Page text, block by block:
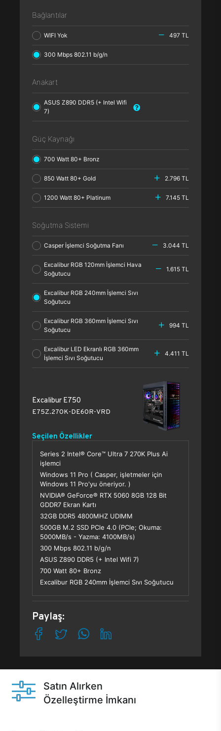
Bağlantılar
WIFI Yok 497 TL
300 Mbps 802.11 b/g/n
Anakart
ASUS Z890 DDR5 (+ Intel Wifi
7)
Güç Kaynağı
700 Watt 80+ Bronz
850 Watt 80+ Gold 2.796 TL
1200 Watt 80+ Platinum 7.145 TL
Soğutma Sistemi
Casper İşlemci Soğutma Fanı 3.044 TL
Excalibur RGB 120mm İşlemci Hava
Soğutucu
1.615 TL
Excalibur RGB 240mm İşlemci Sıvı
Soğutucu
Excalibur RGB 360mm İşlemci Sıvı
Soğutucu
994 TL
Excalibur LED Ekranlı RGB 360mm
İşlemci Sıvı Soğutucu
4.411 TL
Excalibur E750
E75Z.270K-DE60R-VRD
Seçilen Özellikler
Series 2 Intel® Core™ Ultra 7 270K Plus Ai
işlemci
Windows 11 Pro ( Casper, işletmeler için
Windows 11 Pro'yu öneriyor. )
NVIDIA® GeForce® RTX 5060 8GB 128 Bit
GDDR7 Ekran Kartı
32GB DDR5 4800MHZ UDIMM
500GB M.2 SSD PCle 4.0 (PCle; Okuma:
5000MB/s - Yazma: 4100MB/s)
300 Mbps 802.11 b/g/n
ASUS Z890 DDR5 (+ Intel Wifi 7)
700 Watt 80+ Bronz
Excalibur RGB 240mm İşlemci Sıvı Soğutucu
Paylaş:
Satın Alırken
Özelleştirme İmkanı